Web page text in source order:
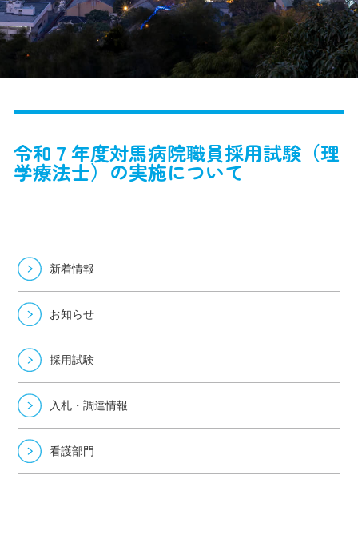
令和７年度対馬病院職員採用試験（理
学療法士）の実施について
新着情報
お知らせ
採用試験
入札・調達情報
看護部門